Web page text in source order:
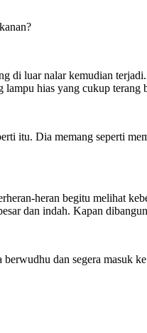
di luar nalar kemudian
hias yang cukup terang
itu. Dia memang seperti
heran begitu melihat
dan indah. Kapan
dan segera masuk